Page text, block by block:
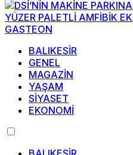
BALIKESİR
GENEL
MAGAZİN
YAŞAM
SİYASET
EKONOMİ